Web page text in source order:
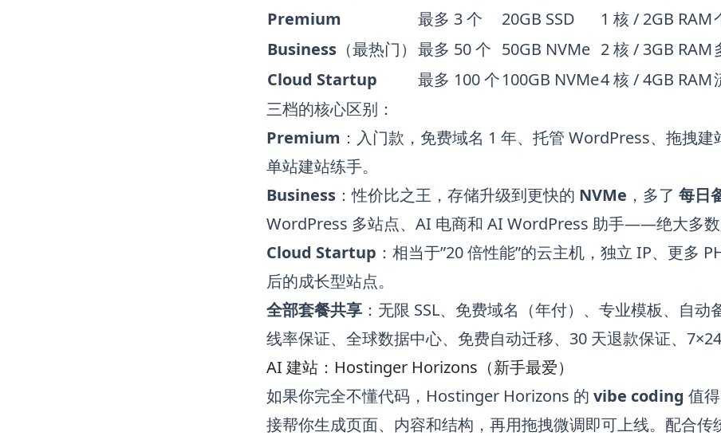
Premium
最多 3 个 20GB SSD 1 核 / 2GB RAM
Business （最热门） 最多 50 个 50GB NVMe 2 核 / 3GB RAM
Cloud Startup
最多 100 个100GB NVMe4 核 / 4GB RAM
三档的核心区别：
Premium ：入门款，免费域名 1 年、托管 WordPress、拖拽建
单站建站练手。
Business ：性价比之王，存储升级到更快的 NVMe ，多了 每日
WordPress 多站点、AI 电商和 AI WordPress 助手——绝大多数
Cloud Startup ：相当于”20 倍性能”的云主机，独立 IP、更多
后的成长型站点。
全部套餐共享 ：无限 SSL、免费域名（年付）、专业模板、自
线率保证、全球数据中心、免费自动迁移、30 天退款保证、7×24
AI 建站：Hostinger Horizons（新手最爱）
如果你完全不懂代码，Hostinger Horizons 的 vibe coding 值
接帮你生成页面、内容和结构，再用拖拽微调即可上线。配合